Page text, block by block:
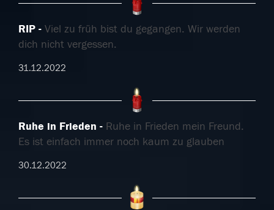
RIP
Viel zu früh bist du gegangen. Wir werden
dich nicht vergessen.
31.12.2022
Ruhe in Frieden
Ruhe in Frieden mein Freund.
Es ist einfach immer noch kaum zu glauben
30.12.2022